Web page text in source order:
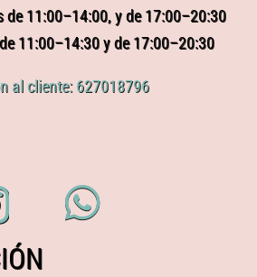
de 11:00–14:00, y de 17:00–20:30
11:00–14:30 y de 17:00–20:30
al cliente: 627018796